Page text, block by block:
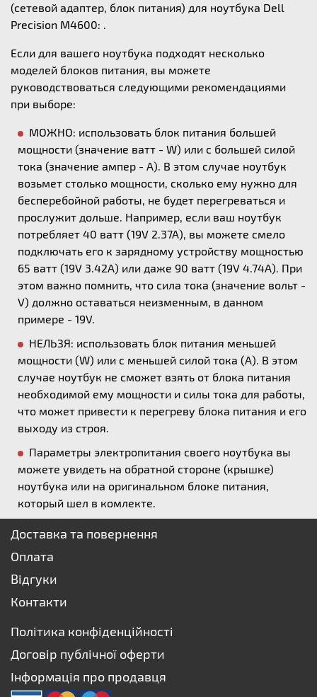
(сетевой адаптер, блок питания) для ноутбука Dell
Precision M4600: .
Если для вашего ноутбука подходят несколько
моделей блоков питания, вы можете
руководствоваться следующими рекомендациями
при выборе:
МОЖНО: использовать блок питания большей
мощности (значение ватт - W) или с большей силой
тока (значение ампер - А). В этом случае ноутбук
возьмет столько мощности, сколько ему нужно для
бесперебойной работы, не будет перегреваться и
прослужит дольше. Например, если ваш ноутбук
потребляет 40 ватт (19V 2.37A), вы можете смело
подключать его к зарядному устройству мощностью
65 ватт (19V 3.42A) или даже 90 ватт (19V 4.74A). При
этом важно помнить, что сила тока (значение вольт -
V) должно оставаться неизменным, в данном
примере - 19V.
НЕЛЬЗЯ: использовать блок питания меньшей
мощности (W) или с меньшей силой тока (А). В этом
случае ноутбук не сможет взять от блока питания
необходимой ему мощности и силы тока для работы,
что может привести к перегреву блока питания и его
выходу из строя.
Параметры электропитания своего ноутбука вы
можете увидеть на обратной стороне (крышке)
ноутбука или на оригинальном блоке питания,
который шел в комлекте.
Доставка та повернення
Оплата
Відгуки
Контакти
Політика конфіденційності
Договір публічної оферти
Інформація про продавця